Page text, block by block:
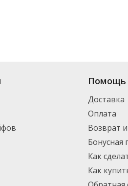
. В ассортименте
и добавить его в корзину для
DPD. Для постоянных
Помощь
Доставка
Оплата
Возврат
Бонусная
Как
Как